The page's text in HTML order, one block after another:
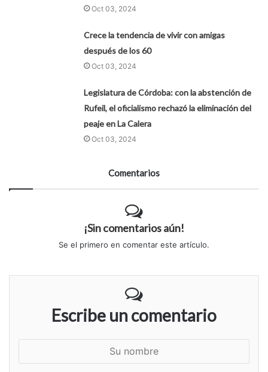
Oct 03, 2024
Crece la tendencia de vivir con amigas
después de los 60
Oct 03, 2024
Legislatura de Córdoba: con la abstención de
Rufeil, el oficialismo rechazó la eliminación del
peaje en La Calera
Oct 03, 2024
Comentarios
¡Sin comentarios aún!
Se el primero en comentar este artículo.
Escribe un comentario